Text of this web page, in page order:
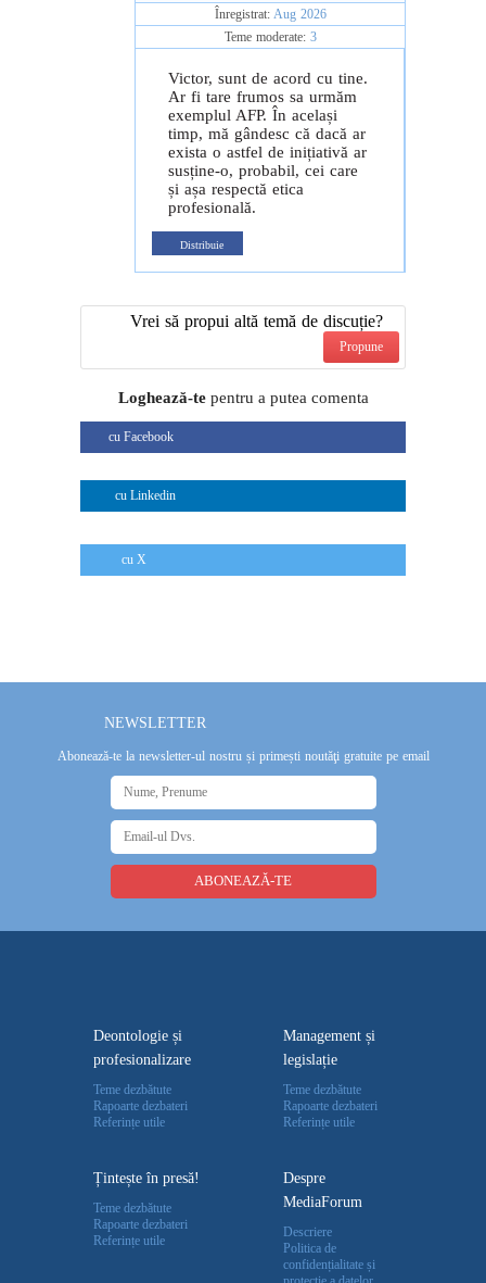
Victor, sunt de acord cu tine.
Ar fi tare frumos sa urmăm
exemplul AFP. În același
timp, mă gândesc că dacă ar
exista o astfel de inițiativă ar
susține-o, probabil, cei care
și așa respectă etica
profesională.
Distribuie
Înregistrat: Aug 2026
Teme moderate: 3
Vrei să propui altă temă de discuție?
Propune
Loghează-tepentru a putea comenta
cu Facebook
cu Linkedin
cu X
NEWSLETTER
Abonează-te la newsletter-ul nostru și primești noutăţi gratuite pe email
Deontologie și
profesionalizare
Teme dezbătute
Rapoarte dezbateri
Referințe utile
Management și
legislație
Teme dezbătute
Rapoarte dezbateri
Referințe utile
Țintește în presă!
Teme dezbătute
Rapoarte dezbateri
Referințe utile
Despre
MediaForum
Descriere
Politica de
confidențialitate și